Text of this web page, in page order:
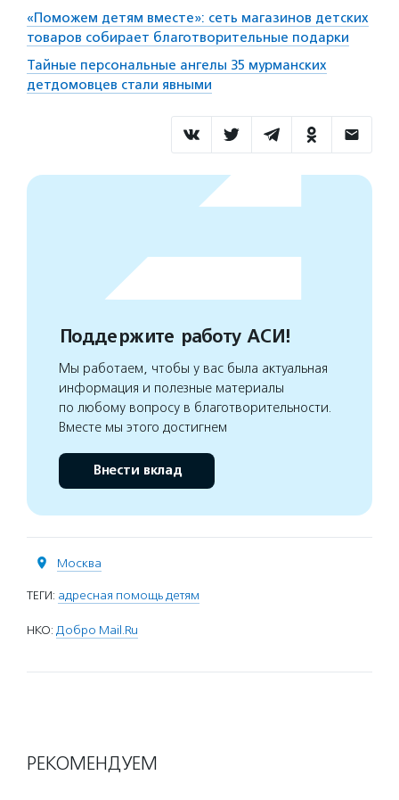
«Поможем детям вместе»: сеть магазинов детских
товаров собирает благотворительные подарки
Тайные персональные ангелы 35 мурманских
детдомовцев стали явными
Поддержите работу АСИ!
Мы работаем, чтобы у вас была актуальная
информация и полезные материалы
по любому вопросу в благотворительности.
Вместе мы этого достигнем
Внести вклад
Москва
ТЕГИ: адресная помощь детям
НКО: Добро Mail.Ru
РЕКОМЕНДУЕМ